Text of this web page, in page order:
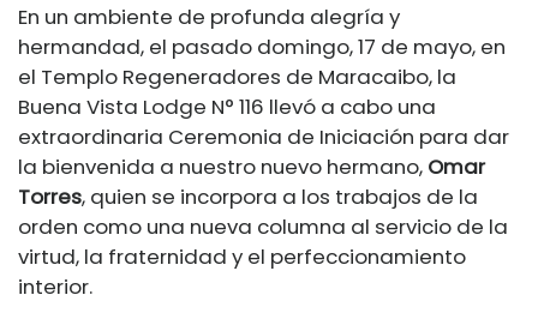
En un ambiente de profunda alegría y
hermandad, el pasado domingo, 17 de mayo, en
el Templo Regeneradores de Maracaibo, la
Buena Vista Lodge N° 116 llevó a cabo una
extraordinaria Ceremonia de Iniciación para dar
la bienvenida a nuestro nuevo hermano, Omar
Torres, quien se incorpora a los trabajos de la
orden como una nueva columna al servicio de la
virtud, la fraternidad y el perfeccionamiento
interior.